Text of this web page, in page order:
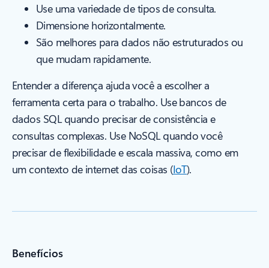
Use uma variedade de tipos de consulta.
Dimensione horizontalmente.
São melhores para dados não estruturados ou
que mudam rapidamente.
Entender a diferença ajuda você a escolher a
ferramenta certa para o trabalho. Use bancos de
dados SQL quando precisar de consistência e
consultas complexas. Use NoSQL quando você
precisar de flexibilidade e escala massiva, como em
um contexto de internet das coisas (IoT).
Benefícios